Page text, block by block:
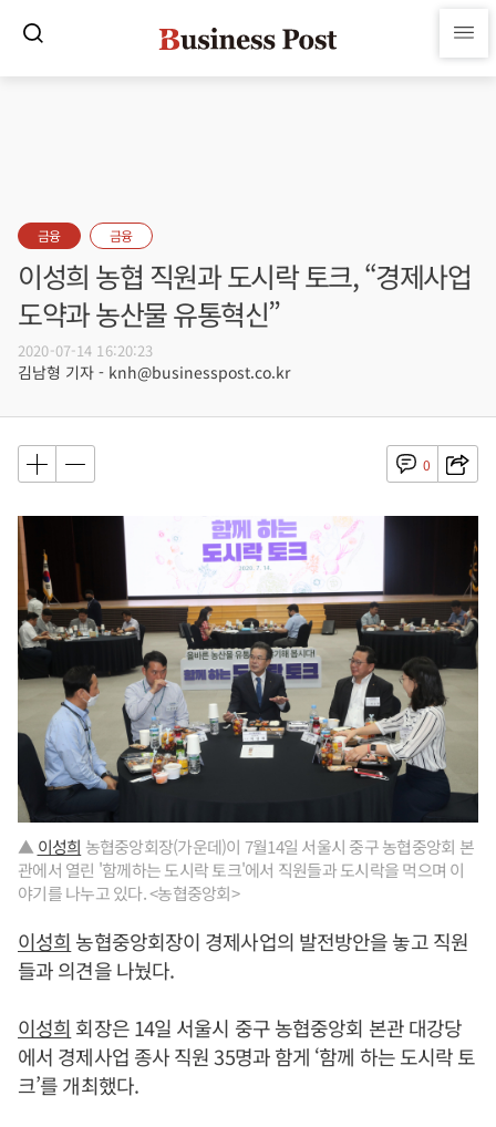
금융 금융
이성희 농협 직원과 도시락 토크, “경제사업
도약과 농산물 유통혁신”
2020-07-14 16:20:23
김남형 기자 - knh@businesspost.co.kr
0
▲ 이성희 농협중앙회장(가운데)이 7월14일 서울시 중구 농협중앙회 본
관에서 열린 '함께하는 도시락 토크'에서 직원들과 도시락을 먹으며 이
야기를 나누고 있다. <농협중앙회>
이성희 농협중앙회장이 경제사업의 발전방안을 놓고 직원
들과 의견을 나눴다.
이성희 회장은 14일 서울시 중구 농협중앙회 본관 대강당
에서 경제사업 종사 직원 35명과 함게 ‘함께 하는 도시락 토
크’를 개최했다.